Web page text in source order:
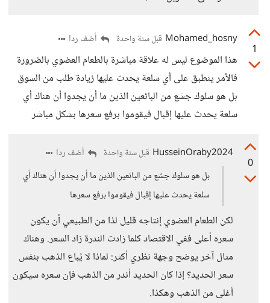
1
Mohamed_hosny قبل سنة واحدة أضف ردا
هذا الموضوع ليس له علاقة مباشرة بالطعام العضوي بالضرورة
فالأمر ينطبق على أي سلعة يحدث عليها زيادة طلب من السوق
بل هو سلوك جشع من البائعين الذين ما أن يجدوا أن هناك أي
سلعة يحدث عليها إقبال فيقوموا برفع سعرها بشكل مباشر
0
HusseinOraby2024 قبل سنة واحدة
أضف ردا
بل هو سلوك جشع من البائعين الذين ما أن يجدوا أن هناك أي
سلعة يحدث عليها إقبال فيقوموا برفع سعرها
لكن الطعام العضوي إنتاجه قليل لذا من الطبيعي أن يكون
سعره أعلى ففي الاقتصاد كلما زادت الندرة زاد السعر. وهناك
مثال آخر يوضح وجهة نظري أكثر: لماذا لا يُباع الذهب بنفس
سعر الحديد؟ إذا كان الحديد أندر من الذهب فإن سعره سيكون
أغلى من الذهب وهكذا.